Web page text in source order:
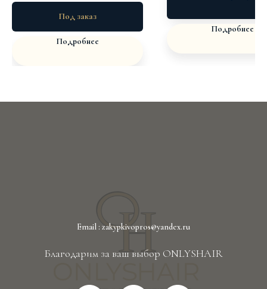
Под заказ
Подробнее
Подробнее
Email : zakypkivopros@yandex.ru
Благодарим за ваш выбор ONLYSHAIR